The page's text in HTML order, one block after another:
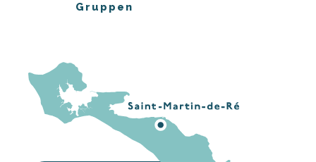
Gruppen